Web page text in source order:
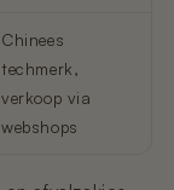
Chinees
techmerk,
verkoop via
webshops